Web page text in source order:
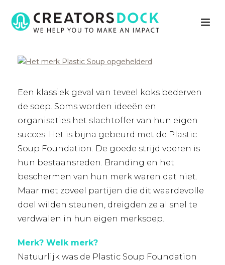
Een klassiek geval van teveel koks bederven
de soep. Soms worden ideeën en
organisaties het slachtoffer van hun eigen
succes. Het is bijna gebeurd met de Plastic
Soup Foundation. De goede strijd voeren is
hun bestaansreden. Branding en het
beschermen van hun merk waren dat niet.
Maar met zoveel partijen die dit waardevolle
doel wilden steunen, dreigden ze al snel te
verdwalen in hun eigen merksoep.
Merk? Welk merk?
Natuurlijk was de Plastic Soup Foundation